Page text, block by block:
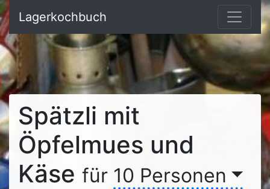
Lagerkochbuch
Spätzli mit
Öpfelmues und
Käse für 10 Personen